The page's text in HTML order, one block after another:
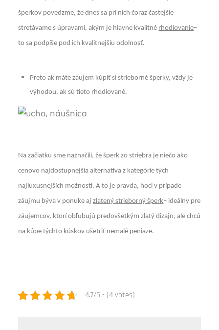
šperkov povedzme, že dnes sa pri nich čoraz častejšie
stretávame s úpravami, akým je hlavne kvalitné rhodiovanie–
to sa podpíše pod ich kvalitnejšiu odolnosť.
Preto ak máte záujem kúpiť si strieborné šperky, vždy je
výhodou, ak sú tieto rhodiované.
Na začiatku sme naznačili, že šperk zo striebra je niečo ako
cenovo najdostupnejšia alternatíva z kategórie tých
najluxusnejších možností. A to je pravda, hoci v prípade
záujmu býva v ponuke ajzlatený strieborný šperk– ideálny pre
záujemcov, ktorí obľubujú predovšetkým zlatý dizajn, ale chcú
na kúpe týchto kúskov ušetriť nemalé peniaze.
4.7/5 - (4 votes)